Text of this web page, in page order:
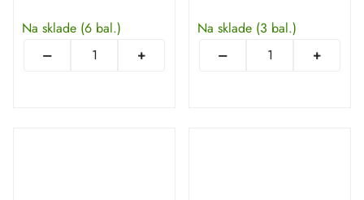
Na sklade (6 bal.) Na sklade (3 bal.)